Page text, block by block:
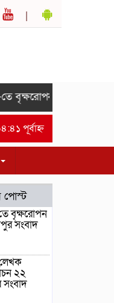
কর্মসূচীর উদ্বোধন-
অনুষ্ঠিত।-গাজীপুর
পূর্বাহ্ন
পোস্ট
বৃক্ষরোপন
সংবাদ
২২
সংবাদ